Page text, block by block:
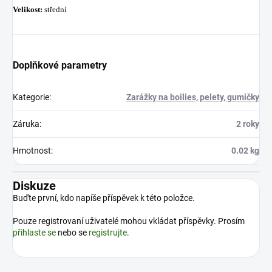
Velikost: střední
Doplňkové parametry
Kategorie: Zarážky na boilies, pelety, gumičky
Záruka: 2 roky
Hmotnost: 0.02 kg
Diskuze
Buďte první, kdo napíše příspěvek k této položce.
Pouze registrovaní uživatelé mohou vkládat příspěvky. Prosím
přihlaste se nebo se registrujte.